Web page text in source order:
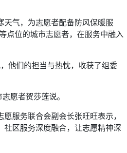
气，为志愿者配备防风保暖服
点位的城市志愿者，在服务中融入
他们的担当与热忱，收获了组委
愿者贺莎莲说。
服务联合会副会长张旺旺表示，
区服务深度融合，让志愿精神深